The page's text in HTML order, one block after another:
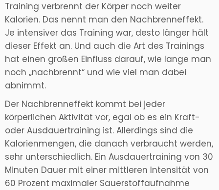
Training verbrennt der Körper noch weiter
Kalorien. Das nennt man den Nachbrenneffekt.
Je intensiver das Training war, desto länger hält
dieser Effekt an. Und auch die Art des Trainings
hat einen großen Einfluss darauf, wie lange man
noch „nachbrennt“ und wie viel man dabei
abnimmt.
Der Nachbrenneffekt kommt bei jeder
körperlichen Aktivität vor, egal ob es ein Kraft-
oder Ausdauertraining ist. Allerdings sind die
Kalorienmengen, die danach verbraucht werden,
sehr unterschiedlich. Ein Ausdauertraining von 30
Minuten Dauer mit einer mittleren Intensität von
60 Prozent maximaler Sauerstoffaufnahme